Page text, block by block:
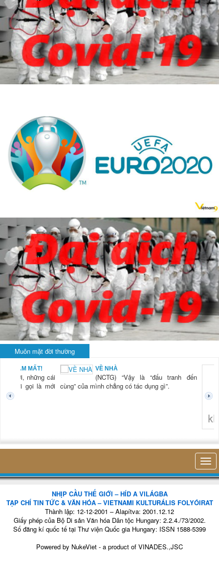
Muôn mặt đời thường
NAM MẤT!
“Xời, những cái
mới gọi là mới
VỀ NHÀ
(NCTG) “Vậy là “đấu tranh đến
cùng” của mình chẳng có tác dụng gì”.
NHỊP CẦU THẾ GIỚI – HÍD A VILÁGBA
TẠP CHÍ TIN TỨC & VĂN HÓA – VIETNAMI KULTURÁLIS FOLYÓIRAT
Thành lập: 12-12-2001 – Alapítva: 2001.12.12
Giấy phép của Bộ Di sản Văn hóa Dân tộc Hungary: 2.2.4./73/2002.
Số đăng kí quốc tế tại Thư viện Quốc gia Hungary: ISSN 1588-5399
Powered by NukeViet - a product of VINADES.,JSC